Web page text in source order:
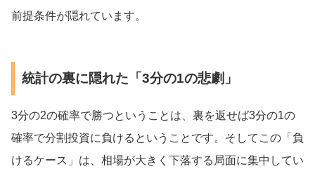
前提条件が隠れています。
統計の裏に隠れた「3分の1の悲劇」
3分の2の確率で勝つということは、裏を返せば3分の1の
確率で分割投資に負けるということです。そしてこの「負
けるケース」は、相場が大きく下落する局面に集中してい